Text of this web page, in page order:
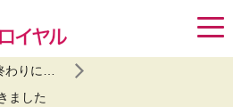
ました